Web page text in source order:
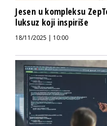
Jesen u kompleksu
luksuz koji inspiriše
18/11/2025 | 10:00